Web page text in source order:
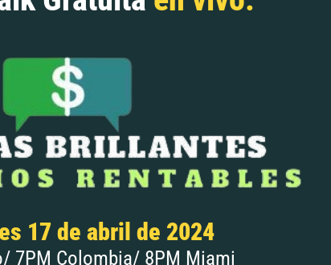
17 de abril de 2024
7PM Colombia/ 8PM Miami